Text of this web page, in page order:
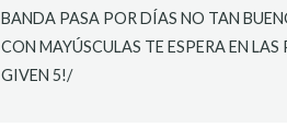
BANDA PASA POR DÍAS NO TAN
CON MAYÚSCULAS TE ESPERA EN LAS
GIVEN 5!/